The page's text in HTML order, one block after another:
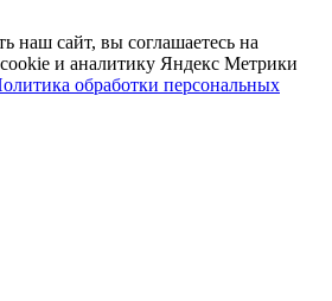
наш сайт, вы соглашаетесь на
и аналитику Яндекс Метрики
обработки персональных